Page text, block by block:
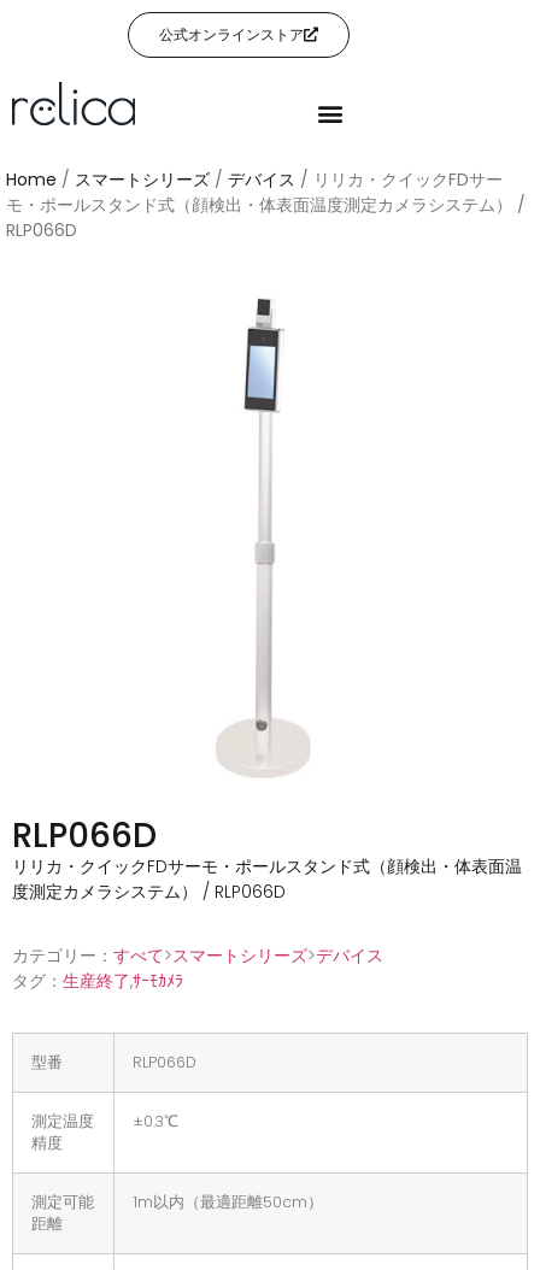
公式オンラインストア
Home / スマートシリーズ / デバイス / リリカ・クイックFDサー
モ・ポールスタンド式（顔検出・体表面温度測定カメラシステム） /
RLP066D
RLP066D
リリカ・クイックFDサーモ・ポールスタンド式（顔検出・体表面温
度測定カメラシステム） / RLP066D
カテゴリー： すべて>スマートシリーズ>デバイス
タグ： 生産終了,ｻｰﾓｶﾒﾗ
型番 RLP066D
測定温度
精度
±0.3℃
測定可能
距離
1m以内（最適距離50cm）